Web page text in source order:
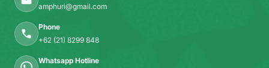
amphuri@gmail.com
Phone
+62 (21) 8299 848
Whatsapp Hotline